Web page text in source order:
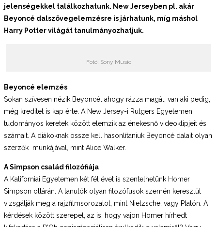
jelenségekkel találkozhatunk. New Jerseyben pl. akár
Beyoncé dalszövegelemzésre is járhatunk, míg máshol
Harry Potter világát tanulmányozhatjuk.
Fotó: Sony Music
Beyoncé elemzés
Sokan szívesen nézik Beyoncét ahogy rázza magát, van aki pedig,
még kreditet is kap érte. A New Jersey-i Rutgers Egyetemen
tudományos keretek között elemzik az énekesnő videoklipjeit és
számait. A diákoknak össze kell hasonlítaniuk Beyoncé dalait olyan
szerzők munkájával, mint Alice Walker.
A Simpson család filozófiája
A Kaliforniai Egyetemen két fél évet is szentelhetünk Homer
Simpson oltárán. A tanulók olyan filozófusok szemén keresztül
vizsgálják meg a rajzfilmsorozatot, mint Nietzsche, vagy Platón. A
kérdések között szerepel, az is, hogy vajon Homer hírhedt